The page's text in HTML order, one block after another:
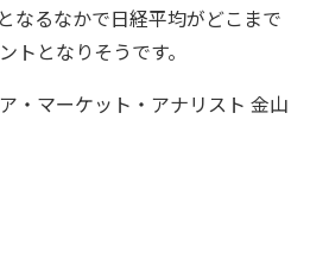
なるなかで日経平均がどこまで
トとなりそうです。
・マーケット・アナリスト 金山